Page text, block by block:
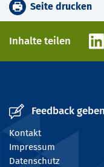
Seite drucken
Inhalte teilen
Feedback geben
Kontakt
Impressum
Datenschutz